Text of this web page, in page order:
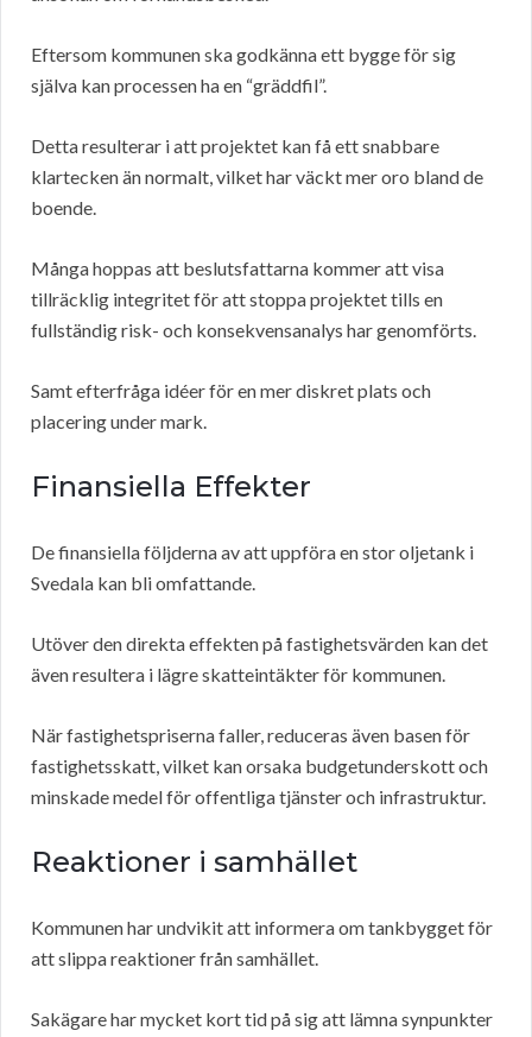
Eftersom kommunen ska godkänna ett bygge för sig
själva kan processen ha en “gräddfil”.
Detta resulterar i att projektet kan få ett snabbare
klartecken än normalt, vilket har väckt mer oro bland de
boende.
Många hoppas att beslutsfattarna kommer att visa
tillräcklig integritet för att stoppa projektet tills en
fullständig risk- och konsekvensanalys har genomförts.
Samt efterfråga idéer för en mer diskret plats och
placering under mark.
Finansiella Effekter
De finansiella följderna av att uppföra en stor oljetank i
Svedala kan bli omfattande.
Utöver den direkta effekten på fastighetsvärden kan det
även resultera i lägre skatteintäkter för kommunen.
När fastighetspriserna faller, reduceras även basen för
fastighetsskatt, vilket kan orsaka budgetunderskott och
minskade medel för offentliga tjänster och infrastruktur.
Reaktioner i samhället
Kommunen har undvikit att informera om tankbygget för
att slippa reaktioner från samhället.
Sakägare har mycket kort tid på sig att lämna synpunkter